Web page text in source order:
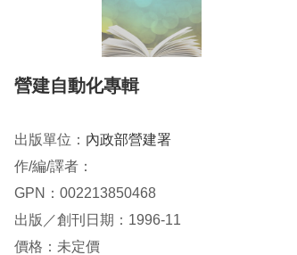
營建自動化專輯
出版單位： 內政部營建署
作/編/譯者：
GPN：002213850468
出版／創刊日期：1996-11
價格：未定價